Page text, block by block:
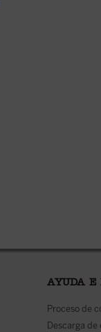
AYUDA E
Proceso de
Descarga de